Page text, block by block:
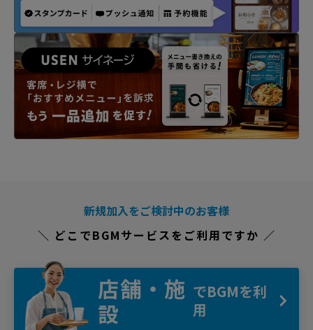
新規加入をご検討中のお客様
＼ どこでBGMサービスをご利用ですか ／
店舗・施
設
でBGMを利
用